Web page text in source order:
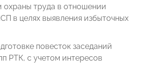
охраны труда в отношении
в целях выявления избыточных
повесток заседаний
РТК, с учетом интересов